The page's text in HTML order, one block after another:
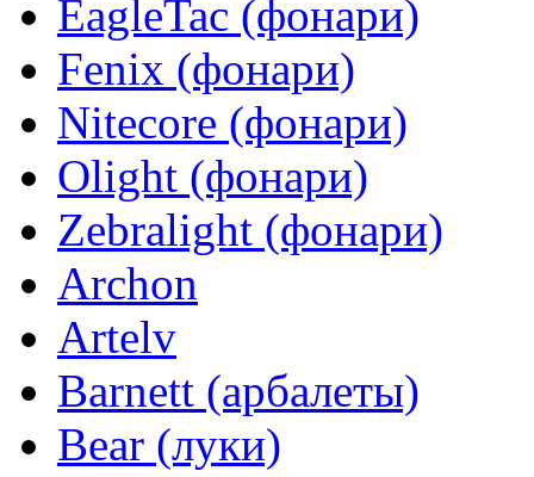
EagleTac (фонари)
Fenix (фонари)
Nitecore (фонари)
Olight (фонари)
Zebralight (фонари)
Archon
Artelv
Barnett (арбалеты)
Bear (луки)